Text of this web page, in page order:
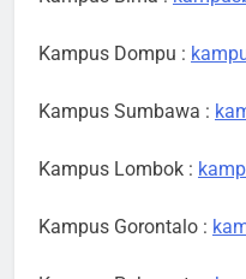
Kampus Dompu :
Kampus Sumbawa :
Kampus Lombok :
Kampus Gorontalo :